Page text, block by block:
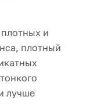
и
плотный
лучше